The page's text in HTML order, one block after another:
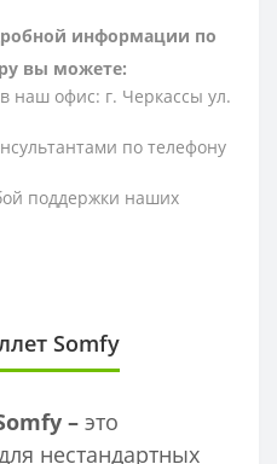
информации по
вы можете:
наш офис: г. Черкассы ул.
по телефону
поддержки наших
Somfy
– это
нестандартных